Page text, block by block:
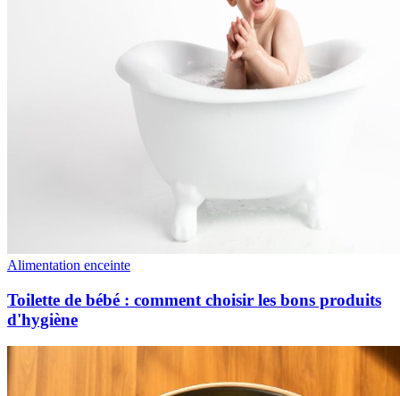
Alimentation enceinte
Toilette de bébé : comment choisir les bons produits
d'hygiène